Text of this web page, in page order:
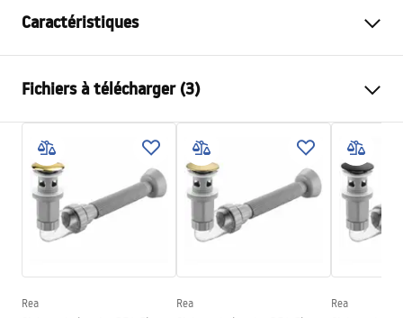
Caractéristiques
Matériel
Couleur
Rose
Finition
Mat
Longueur
615
Largeur
355mm
Hauteur
155
Forme
Fichiers à télécharger (3)
Instructions de montage
Warunki bezpieczeństwa
Conditions de garantie
Rea Rea Rea